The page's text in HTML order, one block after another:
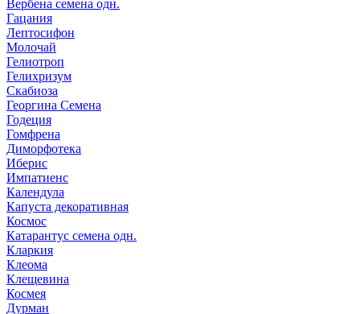
Вербена семена одн.
Гацания
Лептосифон
Молочай
Гелиотроп
Гелихризум
Скабиоза
Георгина Семена
Годеция
Гомфрена
Диморфотека
Иберис
Импатиенс
Календула
Капуста декоративная
Космос
Катарантус семена одн.
Кларкия
Клеома
Клещевина
Космея
Дурман